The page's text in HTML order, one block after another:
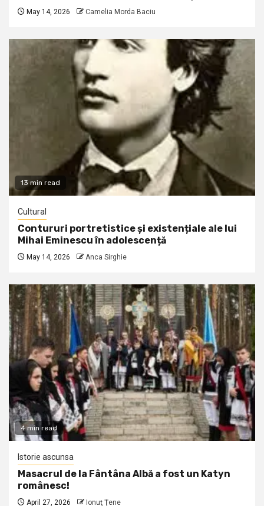
May 14, 2026 Camelia Morda Baciu
13 min read
Cultural
Contururi portretistice și existențiale ale lui
Mihai Eminescu în adolescență
May 14, 2026 Anca Sirghie
4 min read
Istorie ascunsa
Masacrul de la Fântâna Albă a fost un Katyn
românesc!
April 27, 2026 Ionuţ Ţene